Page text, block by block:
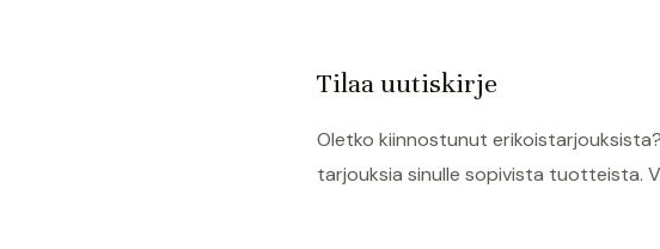
Tilaa uutiskirje
Oletko kiinnostunut
tarjouksia sinulle sopivista tuotteista.